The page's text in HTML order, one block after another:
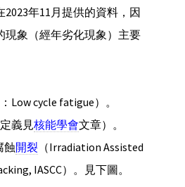
年11月提供的資料，因
現象（經年劣化現象）主要
Low cycle fatigue）。
義見核能學會文章）。
蝕開裂（Irradiation Assisted
IASCC）。見下圖。